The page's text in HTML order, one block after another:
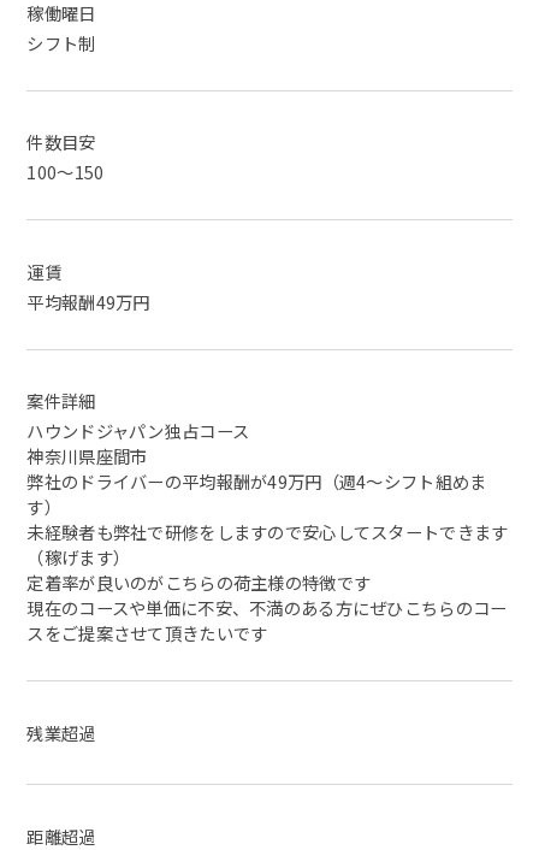
稼働曜日
シフト制
件数目安
100～150
運賃
平均報酬49万円
案件詳細
ハウンドジャパン独占コース
神奈川県座間市
弊社のドライバーの平均報酬が49万円（週4～シフト組めま
す）
未経験者も弊社で研修をしますので安心してスタートできます
（稼げます）
定着率が良いのがこちらの荷主様の特徴です
現在のコースや単価に不安、不満のある方にぜひこちらのコー
スをご提案させて頂きたいです
残業超過
距離超過